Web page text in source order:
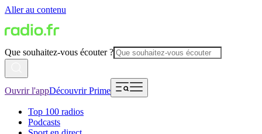
Aller au contenu
Que souhaitez-vous écouter ?
Ouvrir l'appDécouvrir Prime
Top 100 radios
Podcasts